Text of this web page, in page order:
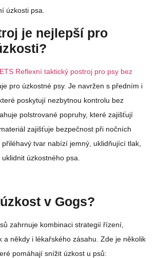
úzkosti psa.
je nejlepší pro
Reflexní taktický postroj pro psy bez
pro úzkostné psy. Je navržen s předním i
poskytují nezbytnou kontrolu bez
polstrované popruhy, které zajišťují
zajišťuje bezpečnost při nočních
tvar nabízí jemný, uklidňující tlak,
úzkostného psa.
v Gogs?
zahrnuje kombinaci strategií řízení,
a někdy i lékařského zásahu. Zde je několik
pomáhají snížit úzkost u psů: